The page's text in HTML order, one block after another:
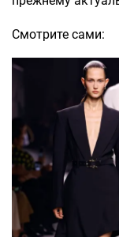
Смотрите сами: